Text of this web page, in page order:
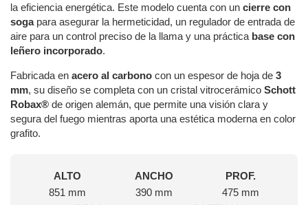
la eficiencia energética. Este modelo cuenta con un cierre con
sogapara asegurar la hermeticidad, un regulador de entrada de
aire para un control preciso de la llama y una práctica base con
leñero incorporado.
Fabricada en acero al carbono con un espesor de hoja de 3
mm, su diseño se completa con un cristal vitrocerámico Schott
Robax® de origen alemán, que permite una visión clara y
segura del fuego mientras aporta una estética moderna en color
grafito.
ALTO
851 mm
ANCHO
390 mm
PROF.
475 mm